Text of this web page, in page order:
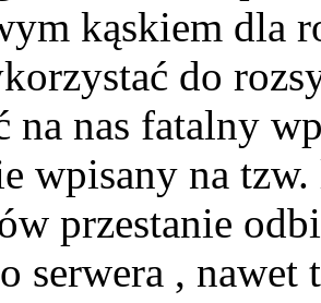
kąskiem dla
do
na nas fatalny
wpisany na
przestanie
serwera ,